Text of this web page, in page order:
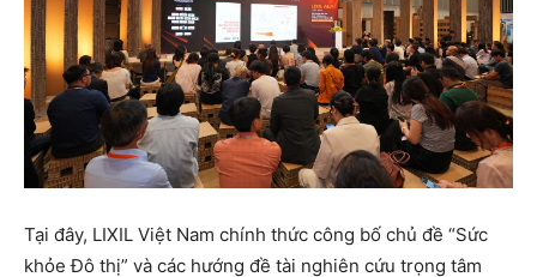
Tại đây, LIXIL Việt Nam chính thức công bố chủ đề “Sức
khỏe Đô thị” và các hướng đề tài nghiên cứu trọng tâm